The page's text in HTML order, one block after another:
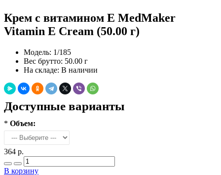
Крем с витамином Е MedMaker
Vitamin E Cream (50.00 г)
Модель: 1/185
Вес брутто: 50.00 г
На складе: В наличии
Доступные варианты
* Объем:
364 р.
В корзину